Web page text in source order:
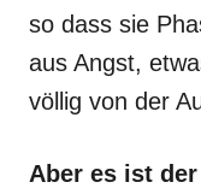
so dass sie
aus Angst,
völlig von der
Aber es ist